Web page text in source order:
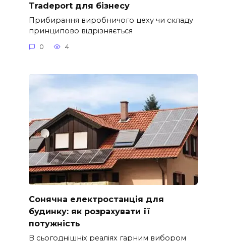
Tradeport для бізнесу
Прибирання виробничого цеху чи складу
принципово відрізняється
0 4
Сонячна електростанція для
будинку: як розрахувати її
потужність
В сьогоднішніх реаліях гарним вибором